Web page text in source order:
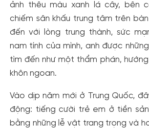
ảnh thêu màu xanh lá cây, bên
chiếm sân khấu trung tâm trên
đến với lòng trung thành, sức
nam tính của mình, anh được
tìm đến như một thẩm phán,
khôn ngoan.
Vào dịp năm mới ở Trung Quốc,
động: tiếng cười trẻ em ở tiền
bằng những lễ vật trang trọng và